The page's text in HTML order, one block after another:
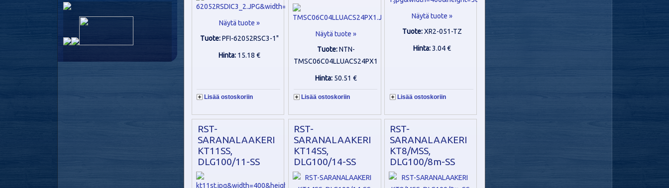
Näytä tuote »
Tuote:PFI-62052RSC3-1"
Hinta: 15.18 €
Lisää ostoskoriin
Näytä tuote »
Tuote:NTN-
TMSC06C04LLUACS24PX1
Hinta: 50.51 €
Lisää ostoskoriin
Näytä tuote »
Tuote:XR2-051-TZ
Hinta:3.04 €
Lisää ostoskoriin
RST-
SARANALAAKERI
KT11SS,
DLG100/11-SS
RST-
SARANALAAKERI
KT14SS,
DLG100/14-SS
RST-
SARANALAAKERI
KT8/MSS,
DLG100/8m-SS